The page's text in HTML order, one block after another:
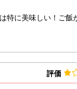
特に美味しい！ご飯
評価